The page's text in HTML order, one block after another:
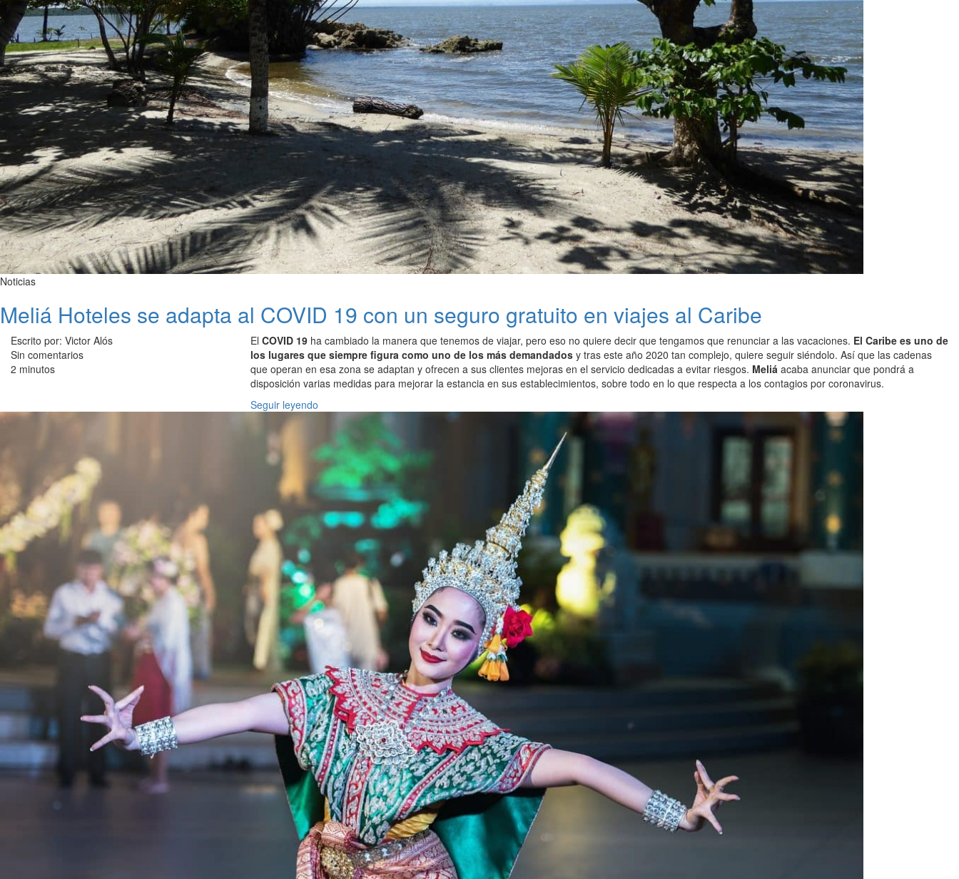
Noticias
Meliá Hoteles se adapta al COVID 19 con un seguro gratuito en viajes al Caribe
Escrito por: Victor Alós
Sin comentarios
2 minutos
El COVID 19 ha cambiado la manera que tenemos de viajar, pero eso no quiere decir que tengamos que renunciar a las vacaciones. El Caribe es uno de
los lugares que siempre figura como uno de los más demandados y tras este año 2020 tan complejo, quiere seguir siéndolo. Así que las cadenas
que operan en esa zona se adaptan y ofrecen a sus clientes mejoras en el servicio dedicadas a evitar riesgos. Meliá acaba anunciar que pondrá a
disposición varias medidas para mejorar la estancia en sus establecimientos, sobre todo en lo que respecta a los contagios por coronavirus.
Seguir leyendo